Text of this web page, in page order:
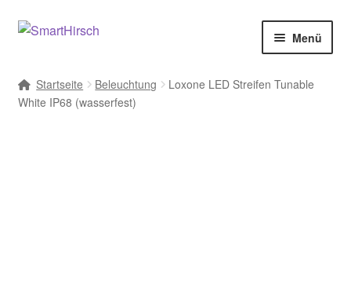
Menü
Startseite Beleuchtung
Loxone LED Streifen Tunable
White IP68 (wasserfest)